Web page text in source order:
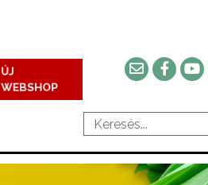
ÚJ
WEBSHOP